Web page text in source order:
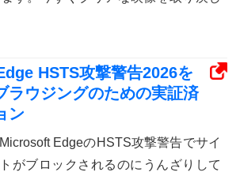
HSTS攻撃警告2026を
ラウジングのための実証済
ン
Microsoft EdgeのHSTS攻撃警告でサイ
トがブロックされるのにうんざりして